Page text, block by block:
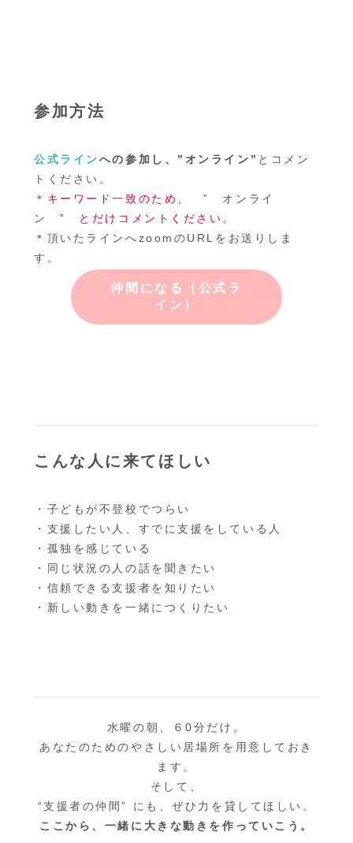
参加方法
公式ラインへの参加し、”オンライン” とコメン
トください。
＊ キーワード一致のため、 ”
オンライ
ン” とだけコメントください。
＊頂いたラインへzoomのURLをお送りしま
す。
仲間になる
（公式ラ
イン）
こんな人に来てほしい
・子どもが不登校でつらい
・支援したい人、すでに支援をしている人
・孤独を感じている
・同じ状況の人の話を聞きたい
・信頼できる支援者を知りたい
・新しい動きを一緒につくりたい
水曜の朝、６0分だけ。
あなたのためのやさしい居場所を用意しておき
ます。
そして、
“支援者の仲間” にも、ぜひ力を貸してほしい。
ここから、一緒に大きな動きを作っていこう。